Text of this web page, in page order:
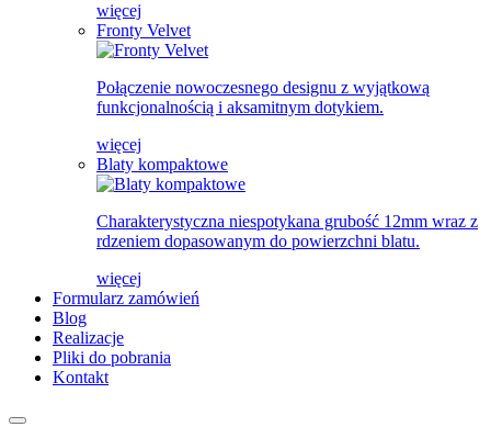
więcej
Fronty Velvet
Połączenie nowoczesnego designu z wyjątkową
funkcjonalnością i aksamitnym dotykiem.
więcej
Blaty kompaktowe
Charakterystyczna niespotykana grubość 12mm wraz z
rdzeniem dopasowanym do powierzchni blatu.
więcej
Formularz zamówień
Blog
Realizacje
Pliki do pobrania
Kontakt